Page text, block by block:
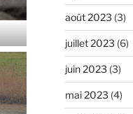
août 2023 (3)
juillet 2023 (6)
juin 2023 (3)
mai 2023 (4)